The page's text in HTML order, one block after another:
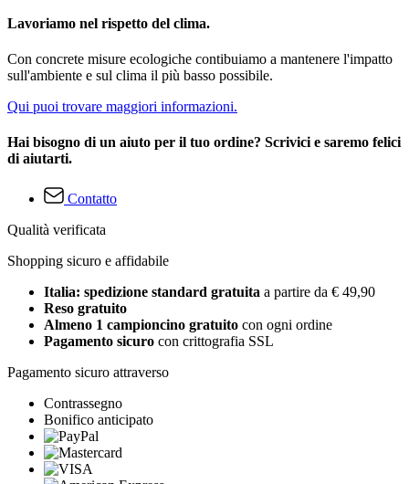
Lavoriamo nel rispetto del clima.
Con concrete misure ecologiche contibuiamo a mantenere l'impatto
sull'ambiente e sul clima il più basso possibile.
Qui puoi trovare maggiori informazioni.
Hai bisogno di un aiuto per il tuo ordine? Scrivici e saremo felici
di aiutarti.
Contatto
Qualità verificata
Shopping sicuro e affidabile
Italia: spedizione standard gratuita a partire da € 49,90
Reso gratuito
Almeno 1 campioncino gratuito con ogni ordine
Pagamento sicuro con crittografia SSL
Pagamento sicuro attraverso
Contrassegno
Bonifico anticipato